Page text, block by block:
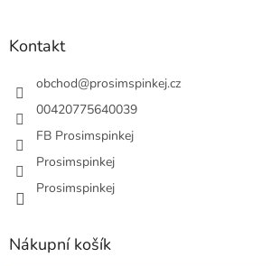
Kontakt
obchod@prosimspinkej.cz
00420775640039
FB Prosimspinkej
Prosimspinkej
Prosimspinkej
Nákupní košík